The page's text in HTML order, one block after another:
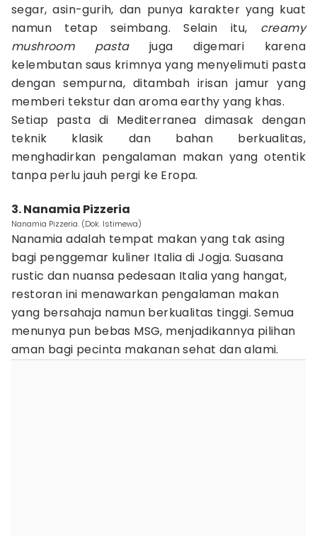
segar, asin-gurih, dan punya karakter yang kuat
namun tetap seimbang. Selain itu, creamy
mushroom pastajuga digemari karena
kelembutan saus krimnya yang menyelimuti pasta
dengan sempurna, ditambah irisan jamur yang
memberi tekstur dan aroma earthy yang khas.
Setiap pasta di Mediterranea dimasak dengan
teknik klasik dan bahan berkualitas,
menghadirkan pengalaman makan yang otentik
tanpa perlu jauh pergi ke Eropa.
3. Nanamia Pizzeria
Nanamia Pizzeria. (Dok. Istimewa)
Nanamia adalah tempat makan yang tak asing
bagi penggemar kuliner Italia di Jogja. Suasana
rustic dan nuansa pedesaan Italia yang hangat,
restoran ini menawarkan pengalaman makan
yang bersahaja namun berkualitas tinggi. Semua
menunya pun bebas MSG, menjadikannya pilihan
aman bagi pecinta makanan sehat dan alami.